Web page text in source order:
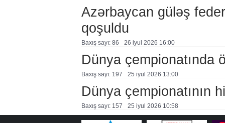
Azərbaycan güləş
qoşuldu
Baxış sayı: 86 26 i̇yul 2026 16:00
Dünya çempionatında
Baxış sayı: 197 25 i̇yul 2026 13:00
Dünya çempionatının
Baxış sayı: 157 25 i̇yul 2026 10:58